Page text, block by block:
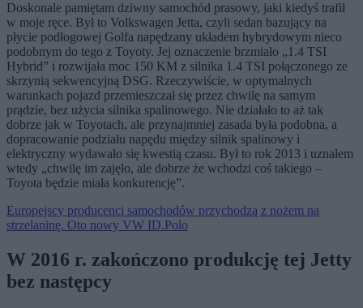
Doskonale pamiętam dziwny samochód prasowy, jaki kiedyś trafił
w moje ręce. Był to Volkswagen Jetta, czyli sedan bazujący na
płycie podłogowej Golfa napędzany układem hybrydowym nieco
podobnym do tego z Toyoty. Jej oznaczenie brzmiało „1.4 TSI
Hybrid” i rozwijała moc 150 KM z silnika 1.4 TSI połączonego ze
skrzynią sekwencyjną DSG. Rzeczywiście, w optymalnych
warunkach pojazd przemieszczał się przez chwilę na samym
prądzie, bez użycia silnika spalinowego. Nie działało to aż tak
dobrze jak w Toyotach, ale przynajmniej zasada była podobna, a
dopracowanie podziału napędu między silnik spalinowy i
elektryczny wydawało się kwestią czasu. Był to rok 2013 i uznałem
wtedy „chwilę im zajęło, ale dobrze że wchodzi coś takiego –
Toyota będzie miała konkurencję”.
Europejscy producenci samochodów przychodzą z nożem na
strzelaninę. Oto nowy VW ID.Polo
W 2016 r. zakończono produkcję tej Jetty
bez następcy